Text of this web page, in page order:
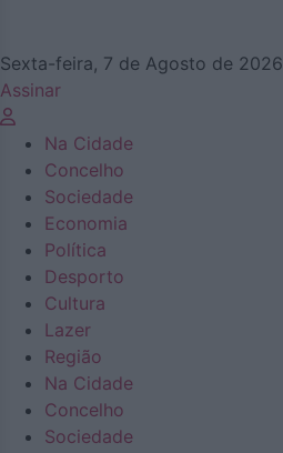
Sexta-feira, 7 de Agosto de 2026
Assinar
Na Cidade
Concelho
Sociedade
Economia
Política
Desporto
Cultura
Lazer
Região
Na Cidade
Concelho
Sociedade